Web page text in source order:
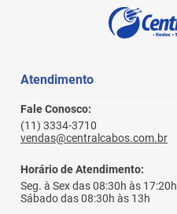
Atendimento
Fale Conosco:
(11) 3334-3710
vendas@centralcabos.com.br
Horário de Atendimento:
Seg. à Sex das 08:30h às 17:20h
Sábado das 08:30h às 13h